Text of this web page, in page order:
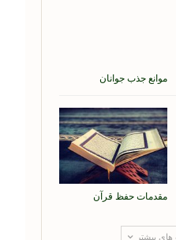
موانع جذب جوانان
مقدمات حفظ قرآن
بیشتر